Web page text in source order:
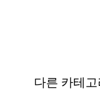
다른 카테